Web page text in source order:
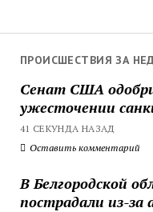
ПРОИСШЕСТВИЯ ЗА
Сенат США
ужесточении
41 СЕКУНДА НАЗАД
Оставить комментарий
В Белгородской
пострадали из-за